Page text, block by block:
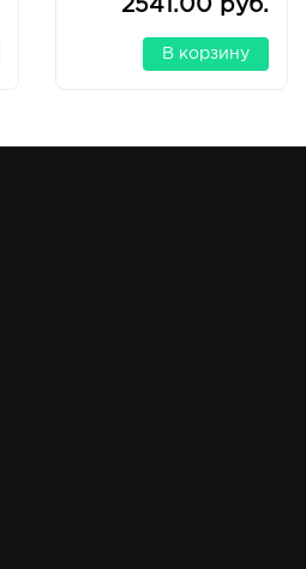
2541.00 руб.
В корзину